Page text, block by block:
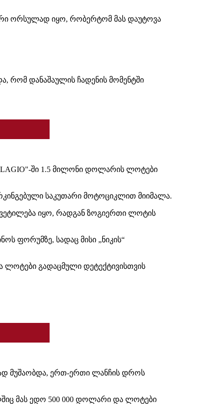
ორსულად იყო, რობერტომ მას დაუტოვა
რომ დანაშაულის ჩადენის მომენტში
ში 1.5 მილონი დოლარის ლოტები
საკუთარი მოტოციკლით მიიმალა.
იყო, რადგან ზოგიერთი ლოტის
ფორუმზე, სადაც მისი „ნიკის“
ლოტები გადაცმული დეტექტივისთვის
მუშაობდა, ერთ-ერთი ლანჩის დროს
მას ედო 500 000 დოლარი და ლოტები